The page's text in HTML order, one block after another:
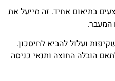
בתיאום אחיד. זה מייעל את
המעבר.
ועלול להביא לחיסכון.
הובלה החוצה ותנאי כניסה